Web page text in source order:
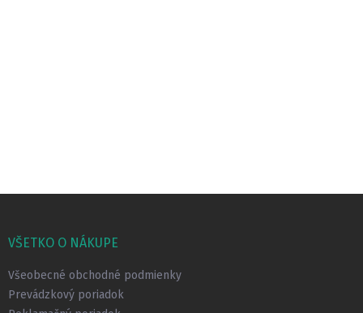
pVŠETKO O NÁKUPE
Všeobecné obchodné podmienky
Prevádzkový poriadok